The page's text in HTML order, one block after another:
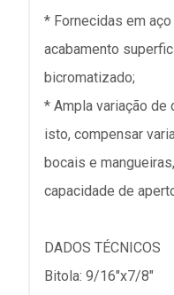
* Fornecidas em
acabamento
bicromatizado;
* Ampla variação de
isto, compensar
bocais e
capacidade de
DADOS TÉCNICOS
Bitola: 9/16"x7/8"